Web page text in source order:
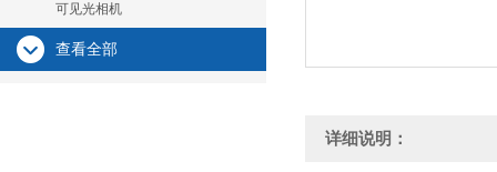
可见光相机
查看全部
详细说明：